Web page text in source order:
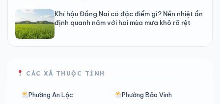
Khí hậu Đồng Nai có đặc điểm gì? Nền nhiệt ổn
định quanh năm với hai mùa mưa khô rõ rệt
CÁC XÃ THUỘC TỈNH
Phường An Lộc Phường Bảo Vinh